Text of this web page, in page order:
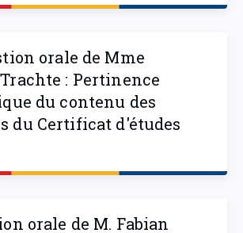
orale de Mme
: Pertinence
du contenu des
du Certificat d'études
orale de M. Fabian